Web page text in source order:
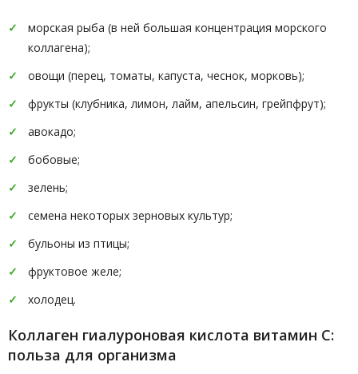
морская рыба (в ней большая концентрация морского
коллагена);
овощи (перец, томаты, капуста, чеснок, морковь);
фрукты (клубника, лимон, лайм, апельсин, грейпфрут);
авокадо;
бобовые;
зелень;
семена некоторых зерновых культур;
бульоны из птицы;
фруктовое желе;
холодец.
Коллаген гиалуроновая кислота витамин C:
польза для организма